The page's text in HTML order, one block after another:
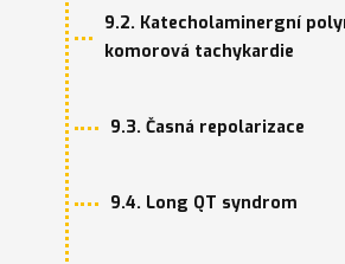
9.2. Katecholaminergní
komorová tachykardie
9.3. Časná repolarizace
9.4. Long QT syndrom